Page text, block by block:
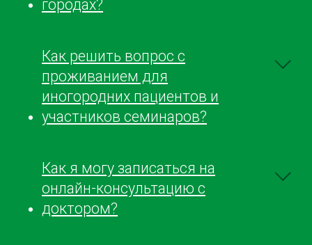
городах?
Как решить вопрос с
проживанием для
иногородних пациентов и
участников семинаров?
Как я могу записаться на
онлайн-консультацию с
доктором?